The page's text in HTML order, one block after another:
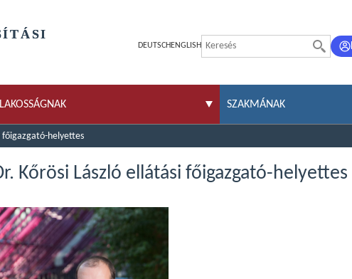
DEUTSCH ENGLISH
LAKOSSÁGNAK SZAKMÁNAK
főigazgató-helyettes
Kőrösi László ellátási főigazgató-helyettes